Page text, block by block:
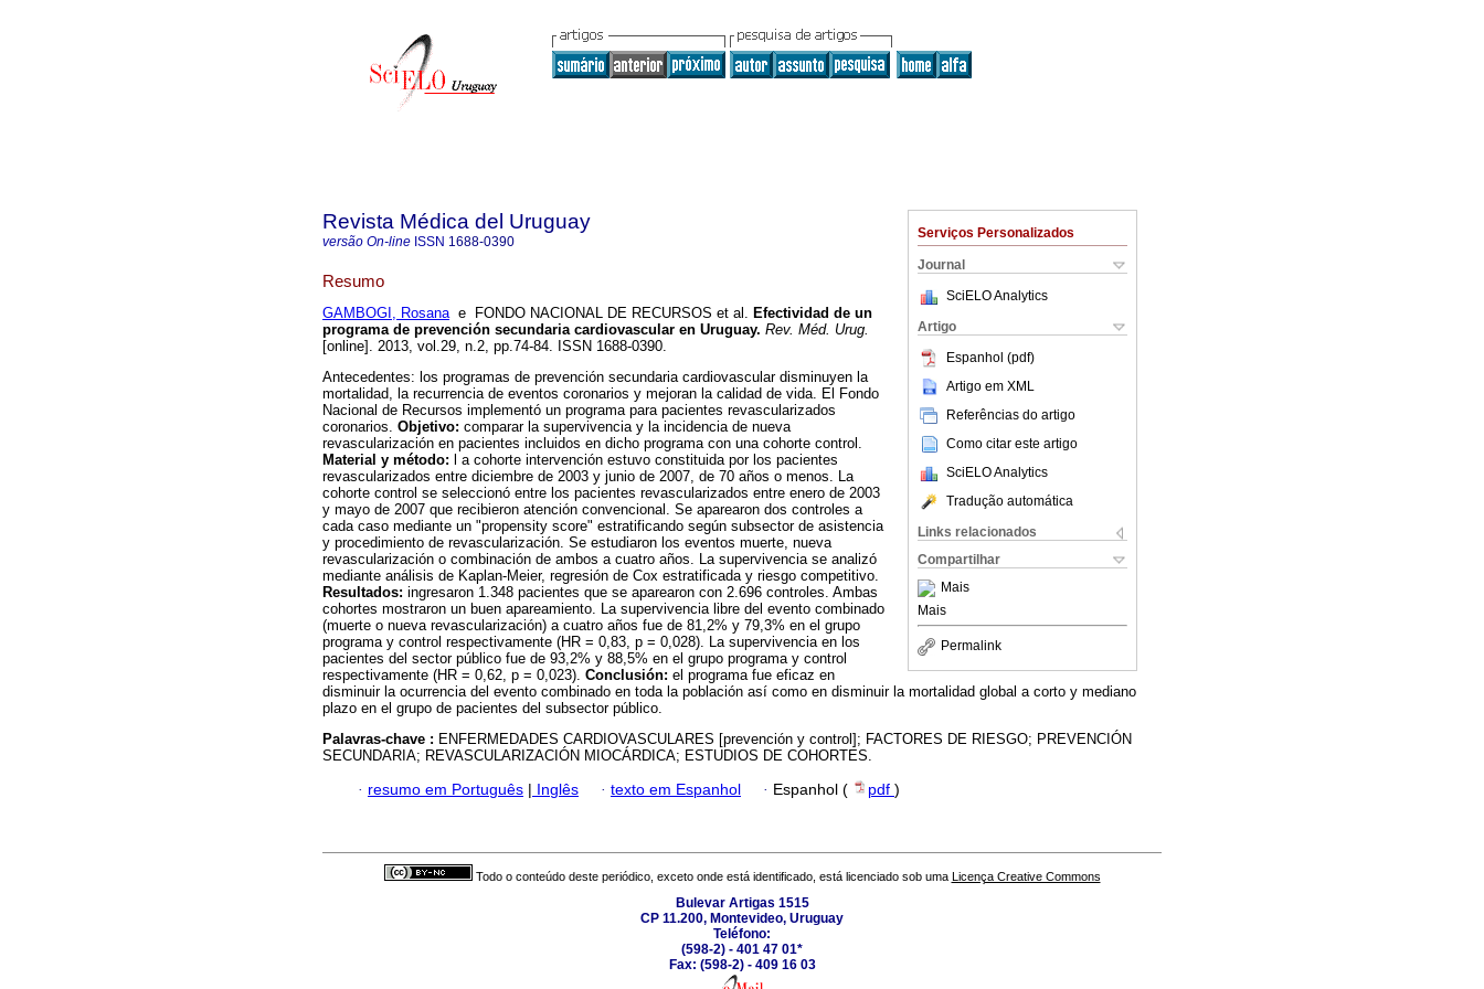
Serviços Personalizados
Journal
SciELO Analytics
Artigo
Espanhol (pdf)
Artigo em XML
Referências do artigo
Como citar este artigo
SciELO Analytics
Tradução automática
Links relacionados
Compartilhar
Mais
Mais
Permalink
Revista Médica del Uruguay
versão On-line ISSN 1688-0390
Resumo
GAMBOGI, Rosanae FONDO NACIONAL DE RECURSOS et al. Efectividad de un
programa de prevención secundaria cardiovascular en Uruguay. Rev. Méd. Urug.
[online]. 2013, vol.29, n.2, pp.74-84. ISSN 1688-0390.
Antecedentes: los programas de prevención secundaria cardiovascular disminuyen la
mortalidad, la recurrencia de eventos coronarios y mejoran la calidad de vida. El Fondo
Nacional de Recursos implementó un programa para pacientes revascularizados
coronarios. Objetivo: comparar la supervivencia y la incidencia de nueva
revascularización en pacientes incluidos en dicho programa con una cohorte control.
Material y método: l a cohorte intervención estuvo constituida por los pacientes
revascularizados entre diciembre de 2003 y junio de 2007, de 70 años o menos. La
cohorte control se seleccionó entre los pacientes revascularizados entre enero de 2003
y mayo de 2007 que recibieron atención convencional. Se aparearon dos controles a
cada caso mediante un "propensity score" estratificando según subsector de asistencia
y procedimiento de revascularización. Se estudiaron los eventos muerte, nueva
revascularización o combinación de ambos a cuatro años. La supervivencia se analizó
mediante análisis de Kaplan-Meier, regresión de Cox estratificada y riesgo competitivo.
Resultados: ingresaron 1.348 pacientes que se aparearon con 2.696 controles. Ambas
cohortes mostraron un buen apareamiento. La supervivencia libre del evento combinado
(muerte o nueva revascularización) a cuatro años fue de 81,2% y 79,3% en el grupo
programa y control respectivamente (HR = 0,83, p = 0,028). La supervivencia en los
pacientes del sector público fue de 93,2% y 88,5% en el grupo programa y control
respectivamente (HR = 0,62, p = 0,023). Conclusión: el programa fue eficaz en
disminuir la ocurrencia del evento combinado en toda la población así como en disminuir la mortalidad global a corto y mediano
plazo en el grupo de pacientes del subsector público.
Palavras-chave : ENFERMEDADES CARDIOVASCULARES [prevención y control]; FACTORES DE RIESGO; PREVENCIÓN
SECUNDARIA; REVASCULARIZACIÓN MIOCÁRDICA; ESTUDIOS DE COHORTES.
· resumo em Português | Inglês · texto em Espanhol · Espanhol ( pdf )
Todo o conteúdo deste periódico, exceto onde está identificado, está licenciado sob uma Licença Creative Commons
Bulevar Artigas 1515
CP 11.200, Montevideo, Uruguay
Teléfono:
(598-2) - 401 47 01*
Fax: (598-2) - 409 16 03